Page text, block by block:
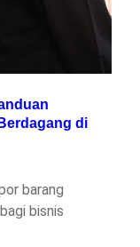
di
barang
bisnis